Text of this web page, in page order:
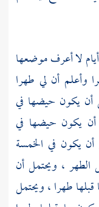
لا أعرف موضعها
وأعلم أن لي طهرا
أن يكون حيضها في
أن يكون حيضها في
أن يكون في الخمسة
الطهر ، ويحتمل أن
طهرا ، ويحتمل